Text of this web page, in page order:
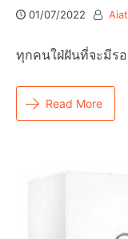
01/07/2022 Aiat
ทุกคนใฝ่ฝันที่จะมีร
Read More